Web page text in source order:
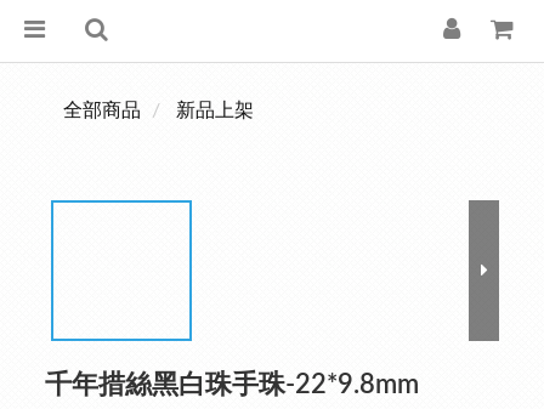
全部商品 新品上架
千年措絲黑白珠手珠-22*9.8mm